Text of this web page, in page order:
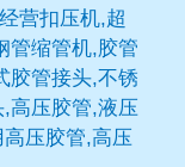
营扣压机,超
管缩管机,胶管
胶管接头,不锈
高压胶管,液压
压胶管,高压